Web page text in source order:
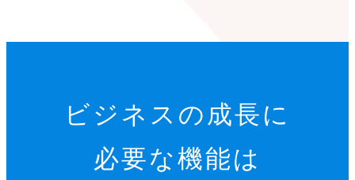
ビジネスの成長に
必要な機能は